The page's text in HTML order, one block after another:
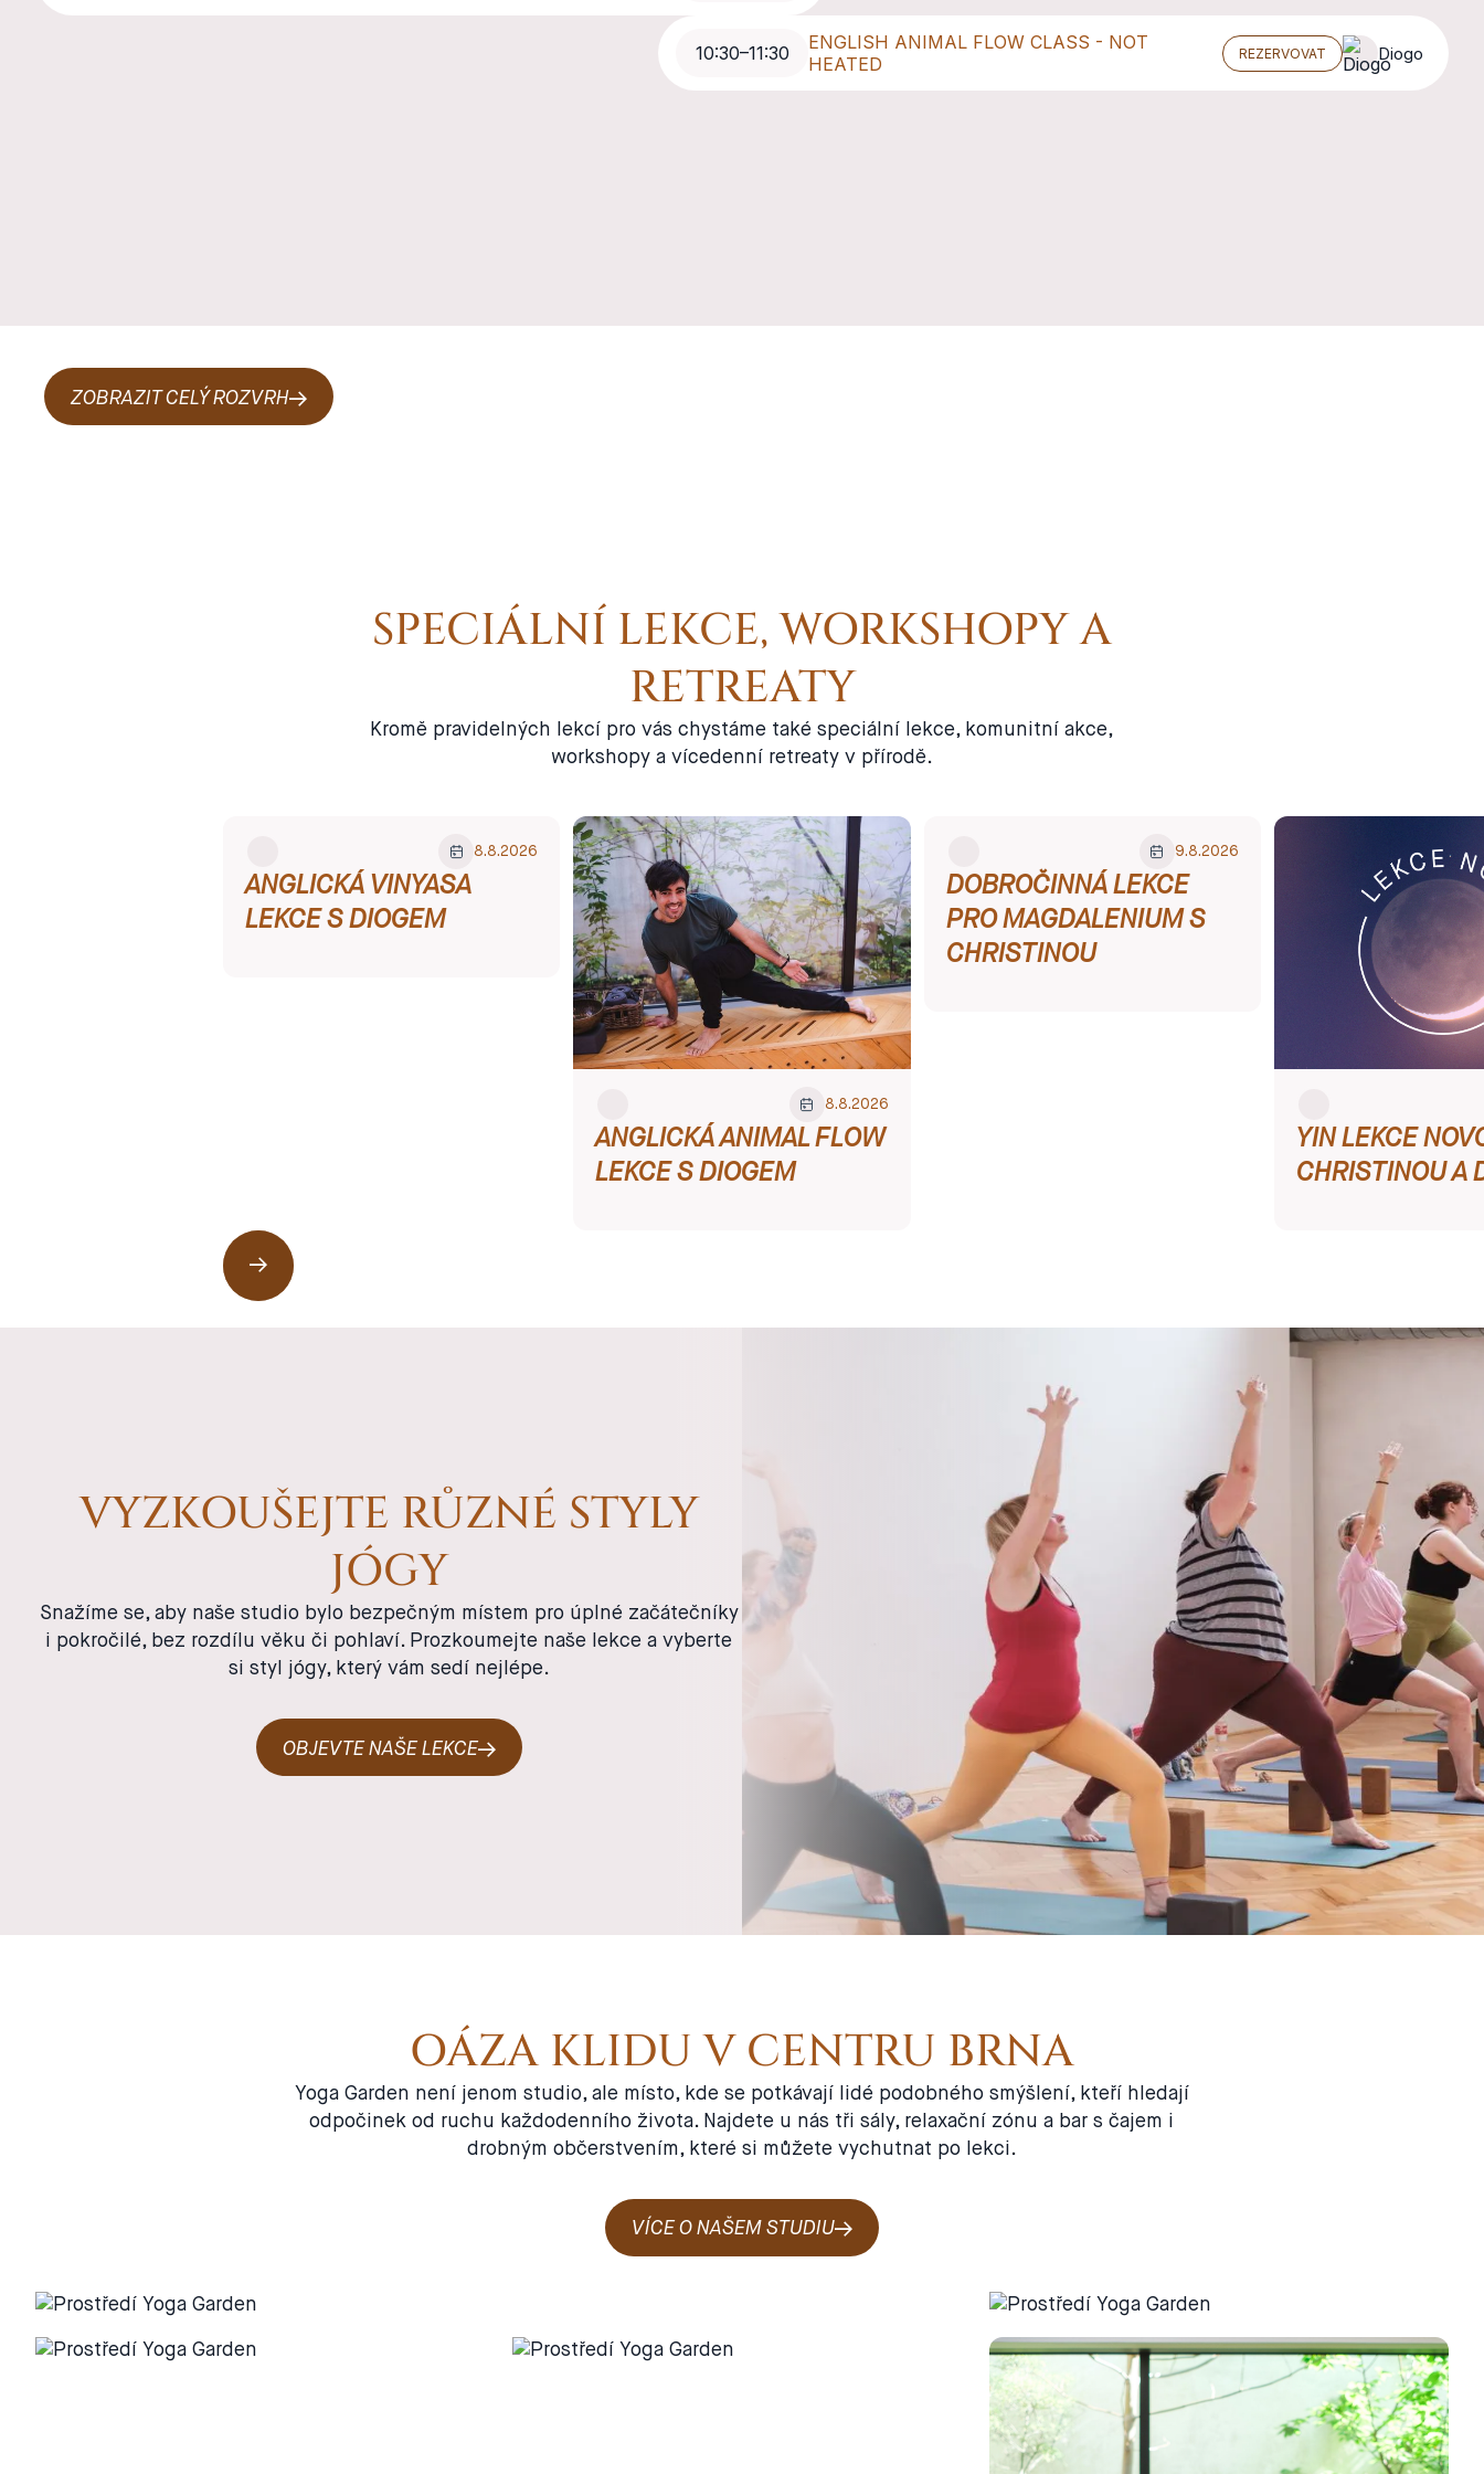
ZOBRAZIT CELÝ ROZVRH
SPECIÁLNÍ LEKCE, WORKSHOPY A
RETREATY
Kromě pravidelných lekcí pro vás chystáme také speciální lekce, komunitní akce,
workshopy a vícedenní retreaty v přírodě.
Speciální
Lekce
8.8.2026
ANGLICKÁ VINYASA
LEKCE S DIOGEM
8.8.2026
ANGLICKÁ ANIMAL FLOW
LEKCE S DIOGEM
Dobročinná
9.8.2026
DOBROČINNÁ LEKCE
PRO MAGDALENIUM S
CHRISTINOU
YIN LEKCE
CHRISTINOU A
VYZKOUŠEJTE RŮZNÉ STYLY
JÓGY
Snažíme se, aby naše studio bylo bezpečným místem pro úplné začátečníky
i pokročilé, bez rozdílu věku či pohlaví. Prozkoumejte naše lekce a vyberte
si styl jógy, který vám sedí nejlépe.
OBJEVTE NAŠE LEKCE
OÁZA KLIDU V CENTRU BRNA
Yoga Garden není jenom studio, ale místo, kde se potkávají lidé podobného smýšlení, kteří hledají
odpočinek od ruchu každodenního života. Najdete u nás tři sály, relaxační zónu a bar s čajem i
drobným občerstvením, které si můžete vychutnat po lekci.
VÍCE O NAŠEM STUDIU